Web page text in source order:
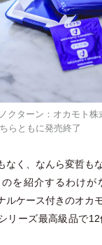
クターン：オカモト株
らともに発売終了
なく、なんら変哲も
のを紹介するわけ
ケース付きのオカ
リーズ最高級品で12